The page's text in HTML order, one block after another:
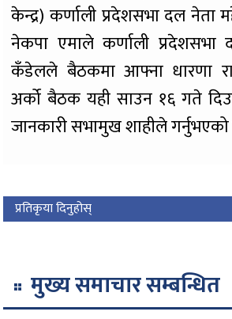
केन्द्र) कर्णाली प्रदेशसभा दल नेता
नेकपा एमाले कर्णाली
कँडेलले बैठकमा आफ्ना धारणा
अर्को बैठक यही साउन १६ गते
जानकारी सभामुख शाहीले गर्नुभएको
प्रतिकृया दिनुहोस्
मुख्य समाचार सम्बन्धित